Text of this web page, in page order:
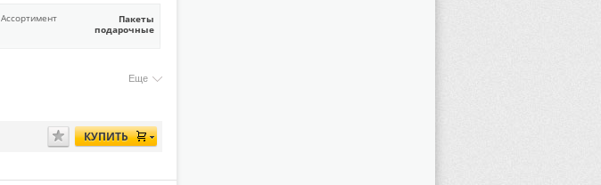
Ассортимент
Пакеты
подарочные
Еще
КУПИТЬ